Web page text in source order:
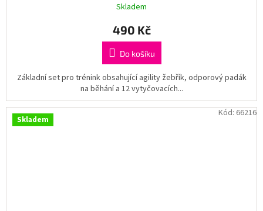
Skladem
490 Kč
Do košíku
Základní set pro trénink obsahující agility žebřík, odporový padák
na běhání a 12 vytyčovacích...
Skladem
Kód: 66216